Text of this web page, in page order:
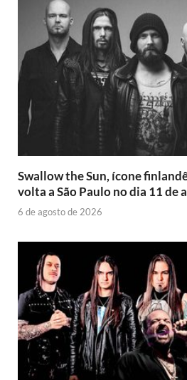
Swallow the Sun, ícone
volta a São Paulo no dia 11 de
6 de agosto de 2026